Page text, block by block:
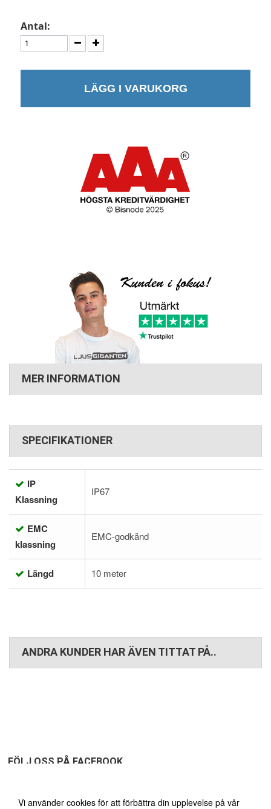
Vi använder cookies för att förbättra din upplevelse på vår
Antal:
LÄGG I VARUKORG
MER INFORMATION
SPECIFIKATIONER
IP
Klassning
IP67
EMC
klassning
EMC-godkänd
Längd 10 meter
ANDRA KUNDER HAR ÄVEN TITTAT PÅ..
FÖLJ OSS PÅ FACEBOOK